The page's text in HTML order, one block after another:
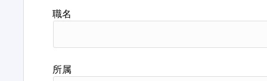
職名
所属